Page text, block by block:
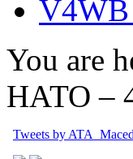
V4WB
You are
НАТО –
Tweets by